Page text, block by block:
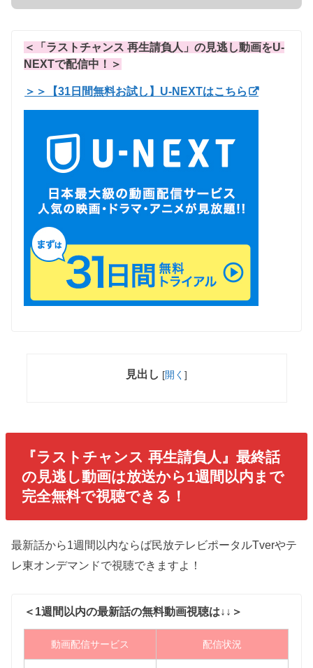
＜「ラストチャンス 再生請負人」の見逃し動画をU-
NEXTで配信中！＞
＞＞【31日間無料お試し】U-NEXTはこちら
見出し [開く ]
『ラストチャンス 再生請負人』最終話
の見逃し動画は放送から1週間以内まで
完全無料で視聴できる！
最新話から1週間以内ならば民放テレビポータルTverやテ
レ東オンデマンドで視聴できますよ！
＜1週間以内の最新話の無料動画視聴は↓↓＞
動画配信サービス 配信状況